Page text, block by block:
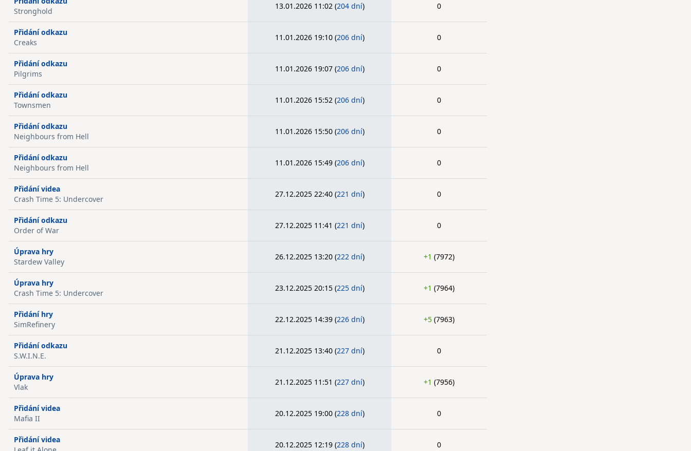
Stronghold
13.01.2026 11:02 (204 dní) 0
Přidání odkazu
Creaks
11.01.2026 19:10 (206 dní) 0
Přidání odkazu
Pilgrims
11.01.2026 19:07 (206 dní) 0
Přidání odkazu
Townsmen
11.01.2026 15:52 (206 dní) 0
Přidání odkazu
Neighbours from Hell
11.01.2026 15:50 (206 dní) 0
Přidání odkazu
Neighbours from Hell
11.01.2026 15:49 (206 dní) 0
Přidání videa
Crash Time 5: Undercover
27.12.2025 22:40 (221 dní) 0
Přidání odkazu
Order of War
27.12.2025 11:41 (221 dní) 0
Úprava hry
Stardew Valley
26.12.2025 13:20 (222 dní) +1 (7972)
Úprava hry
Crash Time 5: Undercover
23.12.2025 20:15 (225 dní) +1 (7964)
Přidání hry
SimRefinery
22.12.2025 14:39 (226 dní) +5 (7963)
Přidání odkazu
S.W.I.N.E.
21.12.2025 13:40 (227 dní) 0
Úprava hry
Vlak
21.12.2025 11:51 (227 dní) +1 (7956)
Přidání videa
Mafia II
20.12.2025 19:00 (228 dní) 0
Přidání videa
20.12.2025 12:19 (228 dní) 0